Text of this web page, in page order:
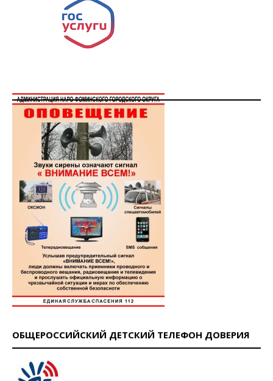
ОБЩЕРОССИЙСКИЙ ДЕТСКИЙ ТЕЛЕФОН ДОВЕРИЯ